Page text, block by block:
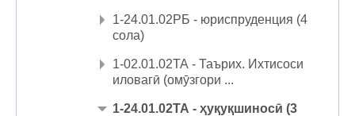
1-24.01.02РБ - юриспруденция (4
сола)
1-02.01.02ТА - Таърих. Ихтисоси
иловагӣ (омӯзгори ...
1-24.01.02ТА - ҳуқуқшиносӣ (3